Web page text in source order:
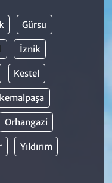
Gürsu
İznik
Kestel
Orhangazi
Yıldırım